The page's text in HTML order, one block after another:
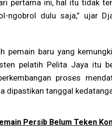
pertama ini, hal itu tidak
ngobrol dulu saja,” ujar
pemain baru yang
pelatih Pelita Jaya itu
proses
dipastikan tanggal
Persib Belum Teken